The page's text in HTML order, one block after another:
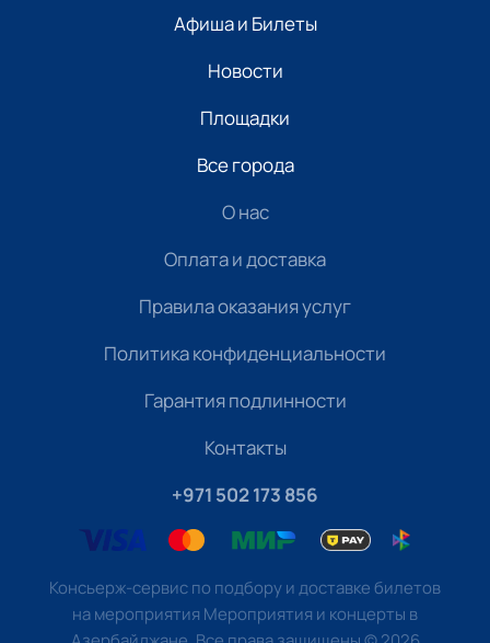
Афиша и Билеты
Новости
Площадки
Все города
О нас
Оплата и доставка
Правила оказания услуг
Политика конфиденциальности
Гарантия подлинности
Контакты
+971 502 173 856
Консьерж-сервис по подбору и доставке билетов
на мероприятия Мероприятия и концерты в